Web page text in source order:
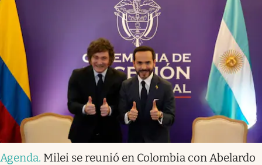
Agenda. Milei se reunió en Colombia con Abelardo